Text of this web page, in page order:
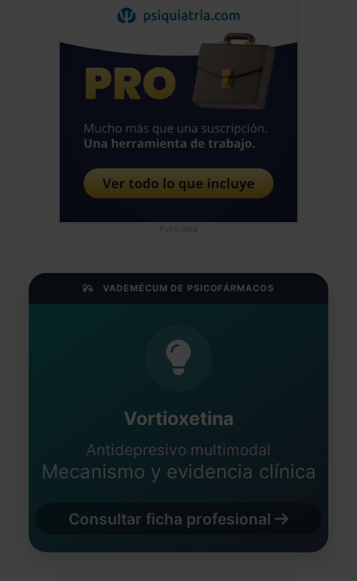
Publicidad
VADEMÉCUM DE PSICOFÁRMACOS
Vortioxetina
Antidepresivo multimodal
Mecanismo y evidencia clínica
Consultar ficha profesional